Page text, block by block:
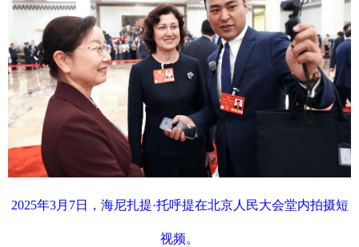
2025年3月7日，海尼扎提·托呼提在北京人民大会堂内拍摄短
视频。